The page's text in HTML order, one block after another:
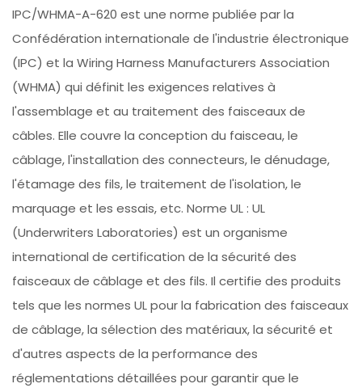
IPC/WHMA-A-620 est une norme publiée par la
Confédération internationale de l'industrie électronique
(IPC) et la Wiring Harness Manufacturers Association
(WHMA) qui définit les exigences relatives à
l'assemblage et au traitement des faisceaux de
câbles. Elle couvre la conception du faisceau, le
câblage, l'installation des connecteurs, le dénudage,
l'étamage des fils, le traitement de l'isolation, le
marquage et les essais, etc. Norme UL : UL
(Underwriters Laboratories) est un organisme
international de certification de la sécurité des
faisceaux de câblage et des fils. Il certifie des produits
tels que les normes UL pour la fabrication des faisceaux
de câblage, la sélection des matériaux, la sécurité et
d'autres aspects de la performance des
réglementations détaillées pour garantir que le